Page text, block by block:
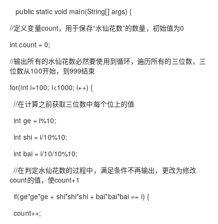
public static void main(String[] args) {
//定义变量count，用于保存“水仙花数”的数量，初始值为0
int count = 0;
//输出所有的水仙花数必然要使用到循环，遍历所有的三位数，三
位数从100开始，到999结束
for(int i=100; i<1000; i++) {
//在计算之前获取三位数中每个位上的值
int ge = i%10;
int shi = i/10%10;
int bai = i/10/10%10;
//在判定水仙花数的过程中，满足条件不再输出，更改为修改
count的值，使count+1
if(ge*ge*ge + shi*shi*shi + bai*bai*bai == i) {
count++;